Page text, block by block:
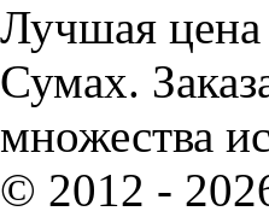
Лучшая цена
Сумах.
множества
© 2012 -